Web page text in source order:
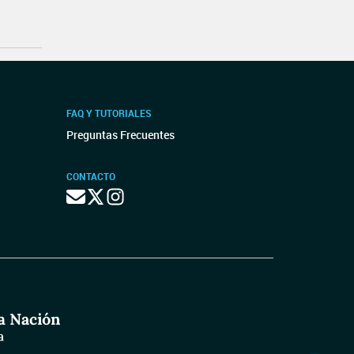
FAQ Y TUTORIALES
Preguntas Frecuentes
CONTACTO